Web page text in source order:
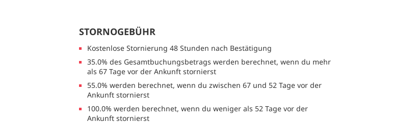
STORNOGEBÜHR
Kostenlose Stornierung 48 Stunden nach Bestätigung
35.0% des Gesamtbuchungsbetrags werden berechnet, wenn du mehr
als 67 Tage vor der Ankunft stornierst
55.0% werden berechnet, wenn du zwischen 67 und 52 Tage vor der
Ankunft stornierst
100.0% werden berechnet, wenn du weniger als 52 Tage vor der
Ankunft stornierst